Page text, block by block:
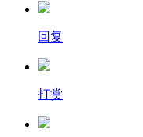
回复
打赏